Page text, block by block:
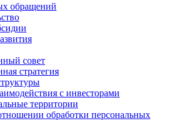
обращений
совет
стратегия
с инвесторами
территории
обработки персональных